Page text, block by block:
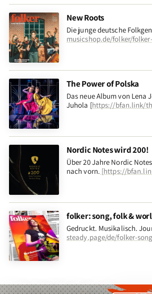
New Roots
Die junge deutsche
musicshop.de/folker/
The Power of Polska
Das neue Album von Lena
Juhola [https://bfan.link/
Nordic Notes wird 200!
Über 20 Jahre Nordic
nach vorn. [https://
folker: song, folk &
Gedruckt. Musikalisch.
steady.page/de/folker-